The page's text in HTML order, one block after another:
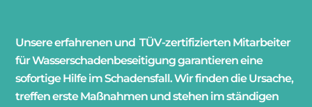
Unsere erfahrenen und TÜV-zertifizierten Mitarbeiter
für Wasserschadenbeseitigung garantieren eine
sofortige Hilfe im Schadensfall. Wir finden die Ursache,
treffen erste Maßnahmen und stehen im ständigen